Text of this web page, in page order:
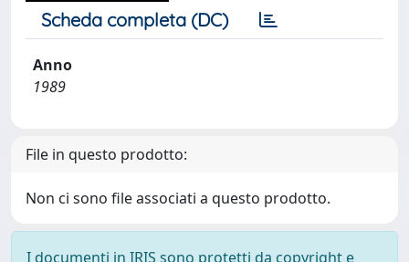
Scheda completa (DC)
Anno
1989
File in questo prodotto:
Non ci sono file associati a questo prodotto.
I documenti in IRIS sono protetti da copyright e